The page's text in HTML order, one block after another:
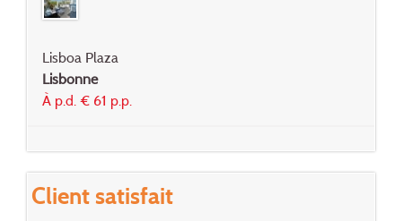
Lisboa Plaza
Lisbonne
À p.d. € 61 p.p.
Client satisfait